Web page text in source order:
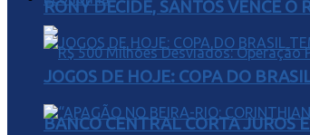
BANCO CENTRAL CORTA JUROS
RONY DECIDE, SANTOS VENCE O
JOGOS DE HOJE: COPA DO